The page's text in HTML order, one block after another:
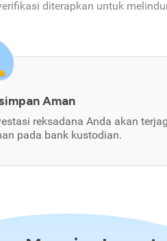
diterapkan untuk
Aman
reksadana Anda akan
pada bank kustodian.